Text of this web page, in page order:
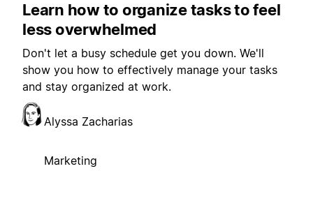
Learn how to organize tasks to feel
less overwhelmed
Don't let a busy schedule get you down. We'll
show you how to effectively manage your tasks
and stay organized at work.
Alyssa Zacharias
Marketing